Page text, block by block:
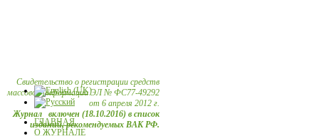
Свидетельство о регистрации средств
массовой информации ЭЛ № ФС77-49292
от 6 апреля 2012 г.
Журнал включен (18.10.2016) в список
изданий, рекомендуемых ВАК РФ.
ГЛАВНАЯ
О ЖУРНАЛЕ